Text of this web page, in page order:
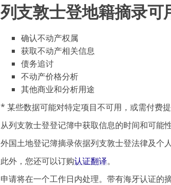
列支敦士登地籍摘录可
确认不动产权属
获取不动产相关信息
债务追讨
不动产价格分析
其他商业和分析用途
* 某些数据可能对特定项目不可用，或需付费提
从列支敦士登登记簿中获取信息的时间和可能
外国土地登记簿摘录依据列支敦士登法律及个
此外，您还可以订购认证翻译。
申请将在一个工作日内处理。带有海牙认证的